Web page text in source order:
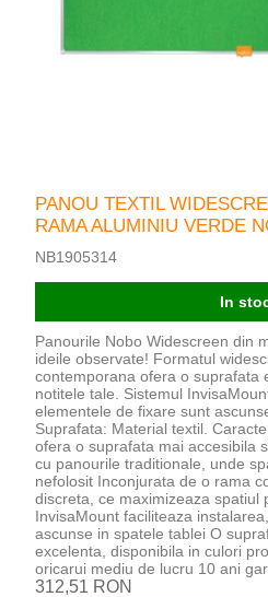
PANOU TEXTIL
RAMA ALUMINIU VERDE
NB1905314
In
Panourile Nobo Widescreen din
ideile observate! Formatul
contemporana ofera o suprafata
notitele tale. Sistemul
elementele de fixare sunt
Suprafata: Material textil.
ofera o suprafata mai accesibila
cu panourile traditionale, unde
nefolosit Inconjurata de o rama
discreta, ce maximizeaza spatiul
InvisaMount faciliteaza
ascunse in spatele tablei O
excelenta, disponibila in culori
oricarui mediu de lucru 10 ani
312,51 RON